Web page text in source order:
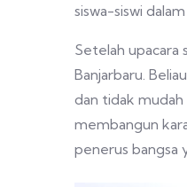
siswa-siswi
Setelah upacara
Banjarbaru.
dan tidak
membangun
penerus bangsa